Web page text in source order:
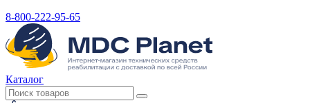
8-800-222-95-65
Каталог